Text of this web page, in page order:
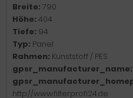
Breite: 790
Höhe: 404
Tiefe: 94
Typ: Panel
Rahmen: Kunststoff / PES
gpsr_manufacturer_name:
http://www.filterprofi24.de